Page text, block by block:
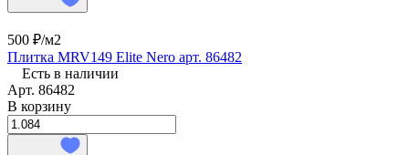
500 ₽/м2
Плитка MRV149 Elite Nero арт. 86482
Есть в наличии
Арт. 86482
В корзину